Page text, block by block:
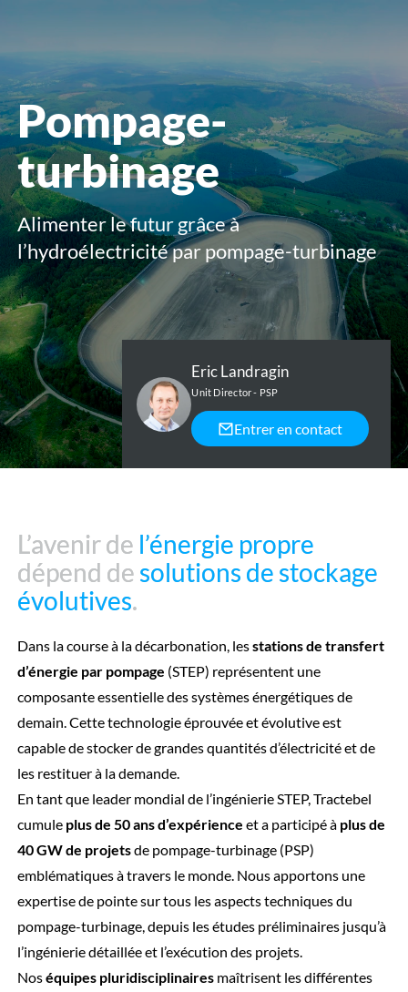
Pompage-
turbinage
Alimenter le futur grâce à
l’hydroélectricité par pompage-turbinage
Eric Landragin
Unit Director - PSP
Entrer en contact
L’avenir de l’énergie propre
dépend de solutions de stockage
évolutives.
L’avenir de l’énergie propre
dépend de solutions de stockage
évolutives.
Dans la course à la décarbonation, lesstations de transfert
d’énergie par pompage (STEP) représentent une
composante essentielle des systèmes énergétiques de
demain. Cette technologie éprouvée et évolutive est
capable de stocker de grandes quantités d’électricité et de
les restituer à la demande.
En tant que leader mondial de l’ingénierie STEP, Tractebel
cumule plus de 50 ans d’expérience et a participé à plus de
40 GW de projetsde pompage-turbinage (PSP)
emblématiques à travers le monde. Nous apportons une
expertise de pointe sur tous les aspects techniques du
pompage-turbinage, depuis les études préliminaires jusqu’à
l’ingénierie détaillée et l’exécution des projets.
Noséquipes pluridisciplinairesmaîtrisent les différentes